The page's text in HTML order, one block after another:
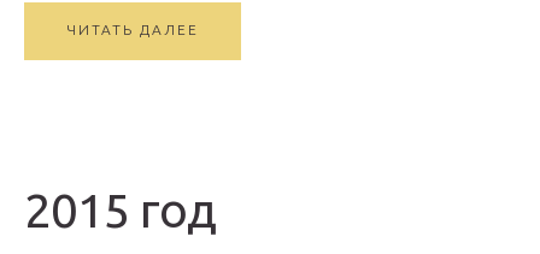
ЧИТАТЬ ДАЛЕЕ
2015 год